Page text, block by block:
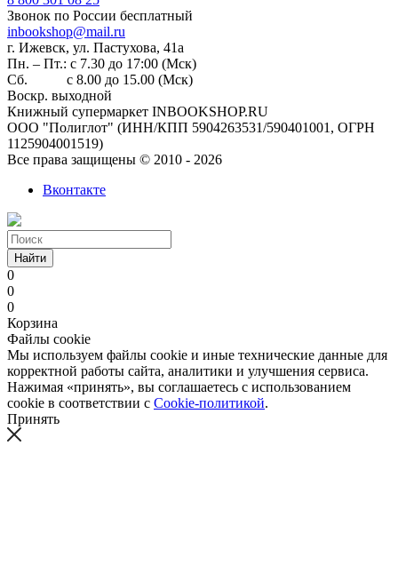
Звонок по России бесплатный
inbookshop@mail.ru
г. Ижевск, ул. ​Пастухова, 41а
Пн. – Пт.: с 7.30 до 17:00 (Мск)
Сб. с 8.00 до 15.00 (Мск)
Воскр. выходной
Книжный супермаркет INBOOKSHOP.RU
ООО "Полиглот" (ИНН/КПП 5904263531/590401001, ОГРН
1125904001519)
Все права защищены © 2010 - 2026
Вконтакте
Найти
0
0
0
Корзина
Файлы cookie
Мы используем файлы cookie и иные технические данные для
корректной работы сайта, аналитики и улучшения сервиса.
Нажимая «принять», вы соглашаетесь с использованием
cookie в соответствии с Cookie-политикой.
Принять